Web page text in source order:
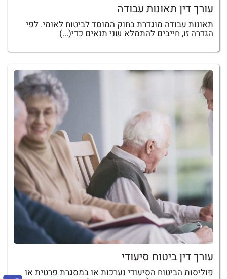
עורך דין תאונות עבודה
תאונות עבודה מוגדרת בחוק המוסד לביטוח לאומי. לפי
הגדרה זו, חייבים להתמלא שני תנאים כדי(...)
עורך דין ביטוח סיעודי
פוליסות הביטוח הסיעודי נערכות או במסגרת פרטית או